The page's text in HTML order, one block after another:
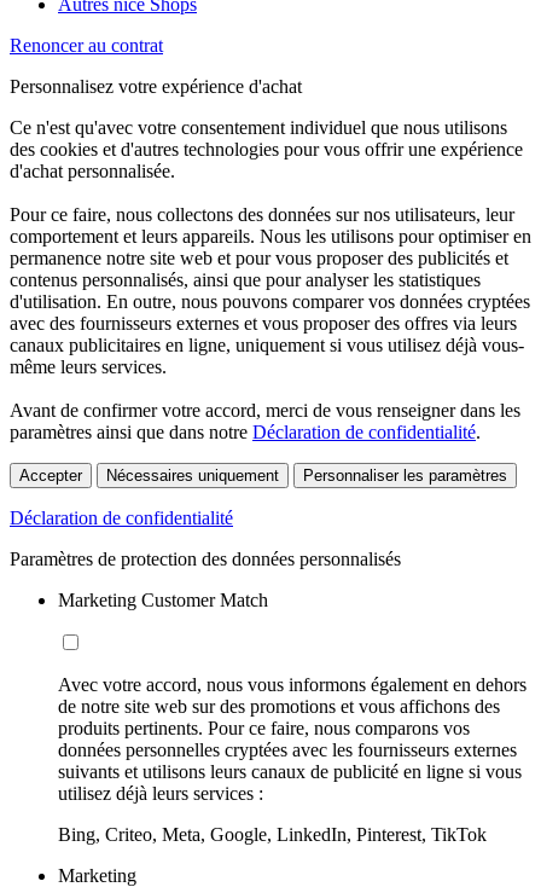
Renoncer au contrat
Personnalisez votre expérience d'achat
Ce n'est qu'avec votre consentement individuel que nous utilisons
des cookies et d'autres technologies pour vous offrir une expérience
d'achat personnalisée.
Pour ce faire, nous collectons des données sur nos utilisateurs, leur
comportement et leurs appareils. Nous les utilisons pour optimiser en
permanence notre site web et pour vous proposer des publicités et
contenus personnalisés, ainsi que pour analyser les statistiques
d'utilisation. En outre, nous pouvons comparer vos données cryptées
avec des fournisseurs externes et vous proposer des offres via leurs
canaux publicitaires en ligne, uniquement si vous utilisez déjà vous-
même leurs services.
Avant de confirmer votre accord, merci de vous renseigner dans les
paramètres ainsi que dans notre Déclaration de confidentialité.
Accepter Nécessaires uniquement Personnaliser les paramètres
Déclaration de confidentialité
Paramètres de protection des données personnalisés
Marketing Customer Match
Avec votre accord, nous vous informons également en dehors
de notre site web sur des promotions et vous affichons des
produits pertinents. Pour ce faire, nous comparons vos
données personnelles cryptées avec les fournisseurs externes
suivants et utilisons leurs canaux de publicité en ligne si vous
utilisez déjà leurs services :
Bing, Criteo, Meta, Google, LinkedIn, Pinterest, TikTok
Marketing